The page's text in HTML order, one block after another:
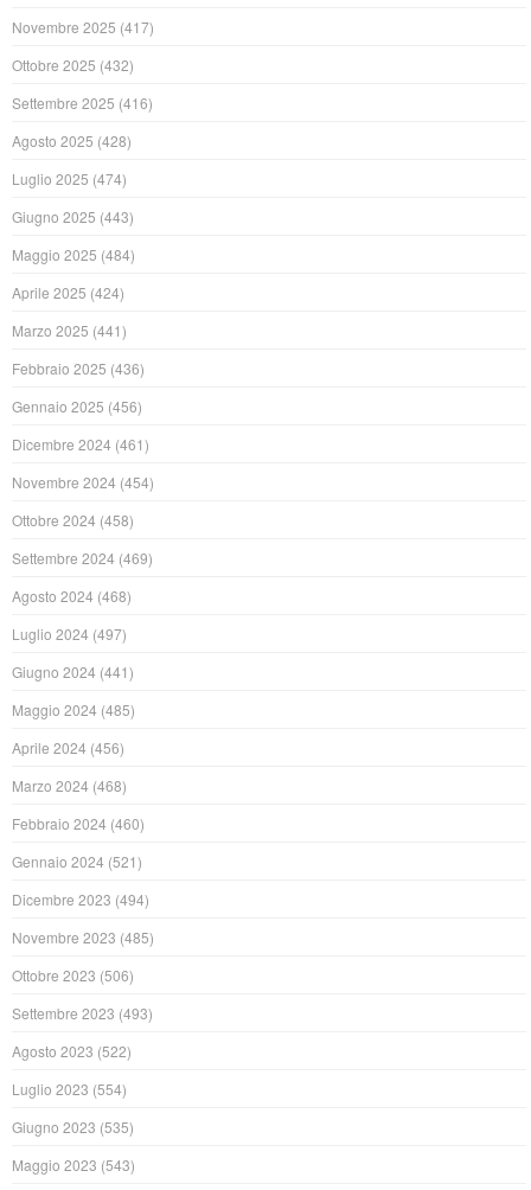
Novembre 2025 (417)
Ottobre 2025 (432)
Settembre 2025 (416)
Agosto 2025 (428)
Luglio 2025 (474)
Giugno 2025 (443)
Maggio 2025 (484)
Aprile 2025 (424)
Marzo 2025 (441)
Febbraio 2025 (436)
Gennaio 2025 (456)
Dicembre 2024 (461)
Novembre 2024 (454)
Ottobre 2024 (458)
Settembre 2024 (469)
Agosto 2024 (468)
Luglio 2024 (497)
Giugno 2024 (441)
Maggio 2024 (485)
Aprile 2024 (456)
Marzo 2024 (468)
Febbraio 2024 (460)
Gennaio 2024 (521)
Dicembre 2023 (494)
Novembre 2023 (485)
Ottobre 2023 (506)
Settembre 2023 (493)
Agosto 2023 (522)
Luglio 2023 (554)
Giugno 2023 (535)
Maggio 2023 (543)